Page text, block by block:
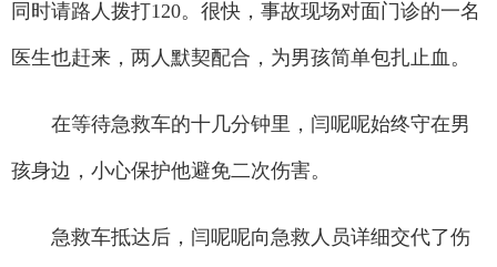
同时请路人拨打120。很快，事故现场对面门诊的一名
医生也赶来，两人默契配合，为男孩简单包扎止血。
在等待急救车的十几分钟里，闫呢呢始终守在男
孩身边，小心保护他避免二次伤害。
急救车抵达后，闫呢呢向急救人员详细交代了伤